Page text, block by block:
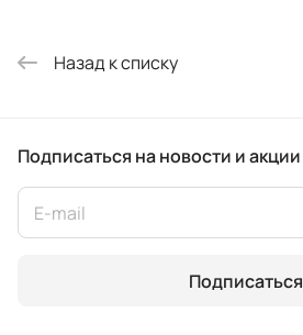
Назад к списку
Подписаться на новости и акции
Подписаться